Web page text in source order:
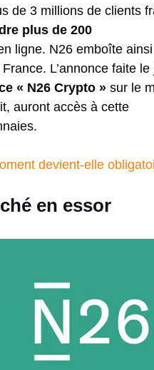
de 3 millions de clients
plus de 200
ligne. N26 emboîte
L’annonce faite le
« N26 Crypto » sur le
auront accès à cette
devient-elle
en essor